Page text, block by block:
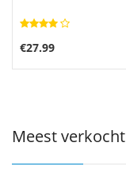
€27.99
Meest verkocht